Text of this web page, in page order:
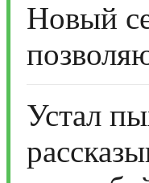
Новый
Устал